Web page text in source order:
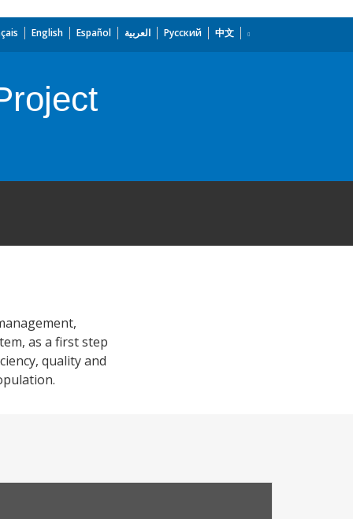
English Español العربية Русский 中文
as a first step
quality and